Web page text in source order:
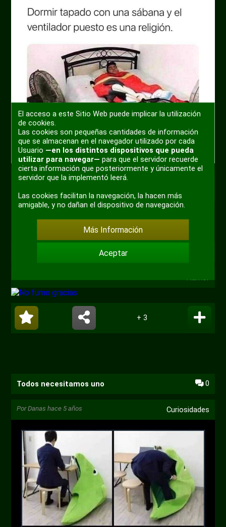
Humor
+ 3
Todos necesitamos uno 0
PorDanas hace 5 años Curiosidades
El acceso a este Sitio Web puede implicar la utilización
de cookies.
Las cookies son pequeñas cantidades de información
que se almacenan en el navegador utilizado por cada
Usuario —en los distintos dispositivos que pueda
utilizar para navegar— para que el servidor recuerde
cierta información que posteriormente y únicamente el
servidor que la implementó leerá.
Las cookies facilitan la navegación, la hacen más
amigable, y no dañan el dispositivo de navegación.
Más Información
Aceptar